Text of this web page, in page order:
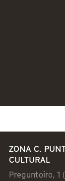
ZONA C.
CULTURAL
Preguntoiro, 1